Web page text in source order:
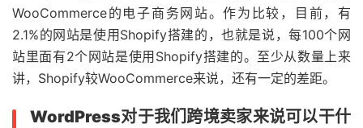
WooCommerce的电子商务网站。作为比较，目前，有
2.1%的网站是使用Shopify搭建的，也就是说，每100个网
站里面有2个网站是使用Shopify搭建的。至少从数量上来
讲，Shopify较WooCommerce来说，还有一定的差距。
WordPress对于我们跨境卖家来说可以干什